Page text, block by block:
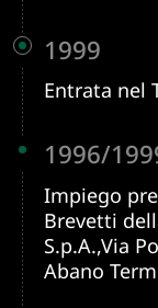
1999
Entrata nel
1996/
Impiego
Brevetti
S.p.A.,Via
Abano